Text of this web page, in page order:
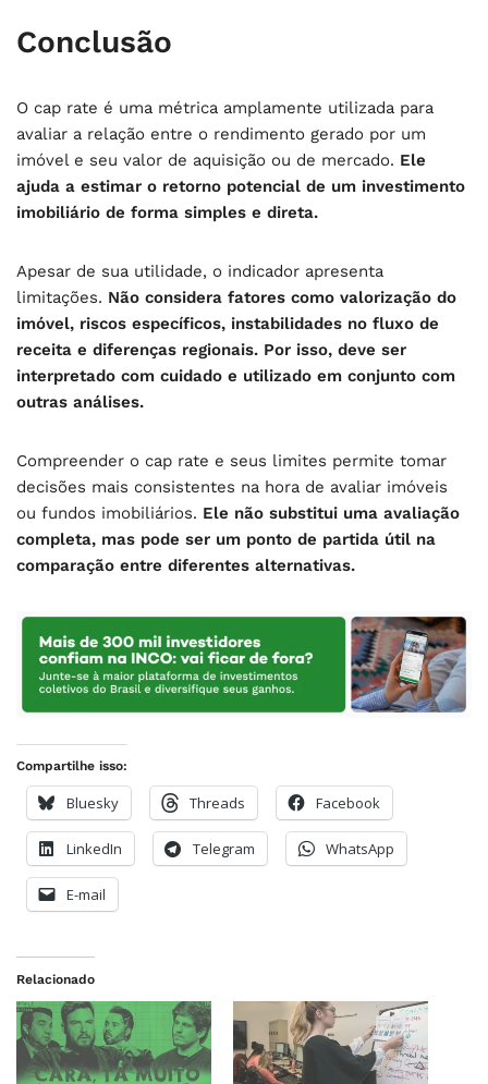
Conclusão
O cap rate é uma métrica amplamente utilizada para
avaliar a relação entre o rendimento gerado por um
imóvel e seu valor de aquisição ou de mercado. Ele
ajuda a estimar o retorno potencial de um investimento
imobiliário de forma simples e direta.
Apesar de sua utilidade, o indicador apresenta
limitações. Não considera fatores como valorização do
imóvel, riscos específicos, instabilidades no fluxo de
receita e diferenças regionais. Por isso, deve ser
interpretado com cuidado e utilizado em conjunto com
outras análises.
Compreender o cap rate e seus limites permite tomar
decisões mais consistentes na hora de avaliar imóveis
ou fundos imobiliários. Ele não substitui uma avaliação
completa, mas pode ser um ponto de partida útil na
comparação entre diferentes alternativas.
Compartilhe isso:
Bluesky Threads Facebook
LinkedIn Telegram WhatsApp
E-mail
Relacionado